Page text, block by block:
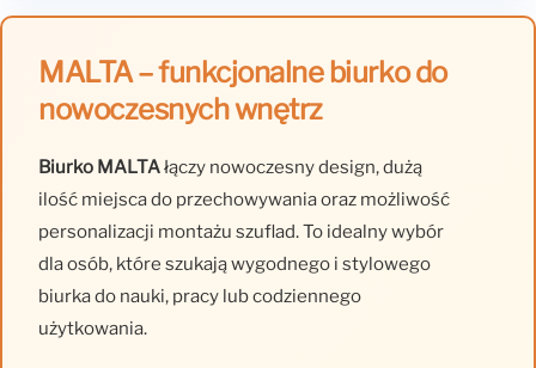
MALTA – funkcjonalne biurko do
nowoczesnych wnętrz
Biurko MALTAłączy nowoczesny design, dużą
ilość miejsca do przechowywania oraz możliwość
personalizacji montażu szuflad. To idealny wybór
dla osób, które szukają wygodnego i stylowego
biurka do nauki, pracy lub codziennego
użytkowania.